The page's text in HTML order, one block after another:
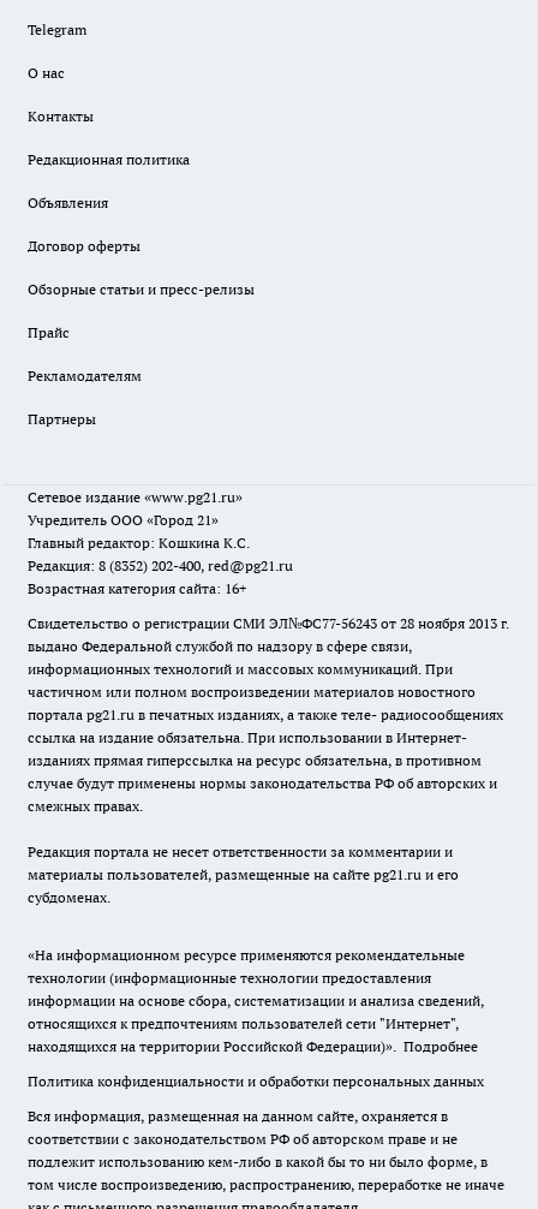
Telegram
О нас
Контакты
Редакционная политика
Объявления
Договор оферты
Обзорные статьи и пресс-релизы
Прайс
Рекламодателям
Партнеры
Сетевое издание «www.pg21.ru»
Учредитель ООО «Город 21»
Главный редактор: Кошкина К.С.
Редакция: 8 (8352) 202-400, red@pg21.ru
Возрастная категория сайта: 16+
Свидетельство о регистрации СМИ ЭЛ№ФС77-56243 от 28 ноября 2013 г.
выдано Федеральной службой по надзору в сфере связи,
информационных технологий и массовых коммуникаций. При
частичном или полном воспроизведении материалов новостного
портала pg21.ru в печатных изданиях, а также теле- радиосообщениях
ссылка на издание обязательна. При использовании в Интернет-
изданиях прямая гиперссылка на ресурс обязательна, в противном
случае будут применены нормы законодательства РФ об авторских и
смежных правах.
Редакция портала не несет ответственности за комментарии и
материалы пользователей, размещенные на сайте pg21.ru и его
субдоменах.
«На информационном ресурсе применяются рекомендательные
технологии (информационные технологии предоставления
информации на основе сбора, систематизации и анализа сведений,
относящихся к предпочтениям пользователей сети "Интернет",
находящихся на территории Российской Федерации)». Подробнее
Политика конфиденциальности и обработки персональных данных
Вся информация, размещенная на данном сайте, охраняется в
соответствии с законодательством РФ об авторском праве и не
подлежит использованию кем-либо в какой бы то ни было форме, в
том числе воспроизведению, распространению, переработке не иначе